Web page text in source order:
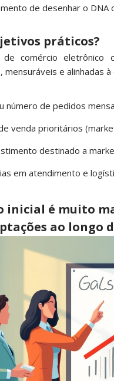
de desenhar o
práticos?
comércio eletrônico
e alinhadas
número de pedidos
venda prioritários
destinado a
em atendimento e
inicial é muito
ao longo